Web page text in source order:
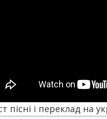
пісні і переклад на